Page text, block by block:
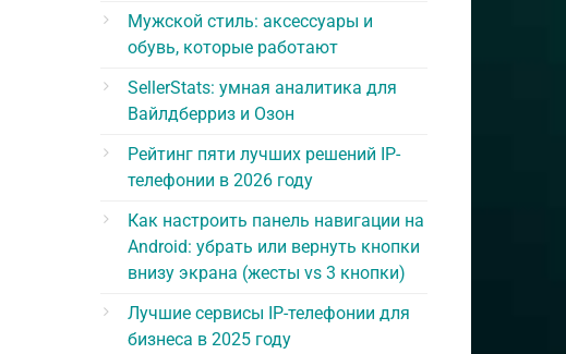
Мужской стиль: аксессуары и
обувь, которые работают
SellerStats: умная аналитика для
Вайлдберриз и Озон
Рейтинг пяти лучших решений IP-
телефонии в 2026 году
Как настроить панель навигации на
Android: убрать или вернуть кнопки
внизу экрана (жесты vs 3 кнопки)
Лучшие сервисы IP-телефонии для
бизнеса в 2025 году